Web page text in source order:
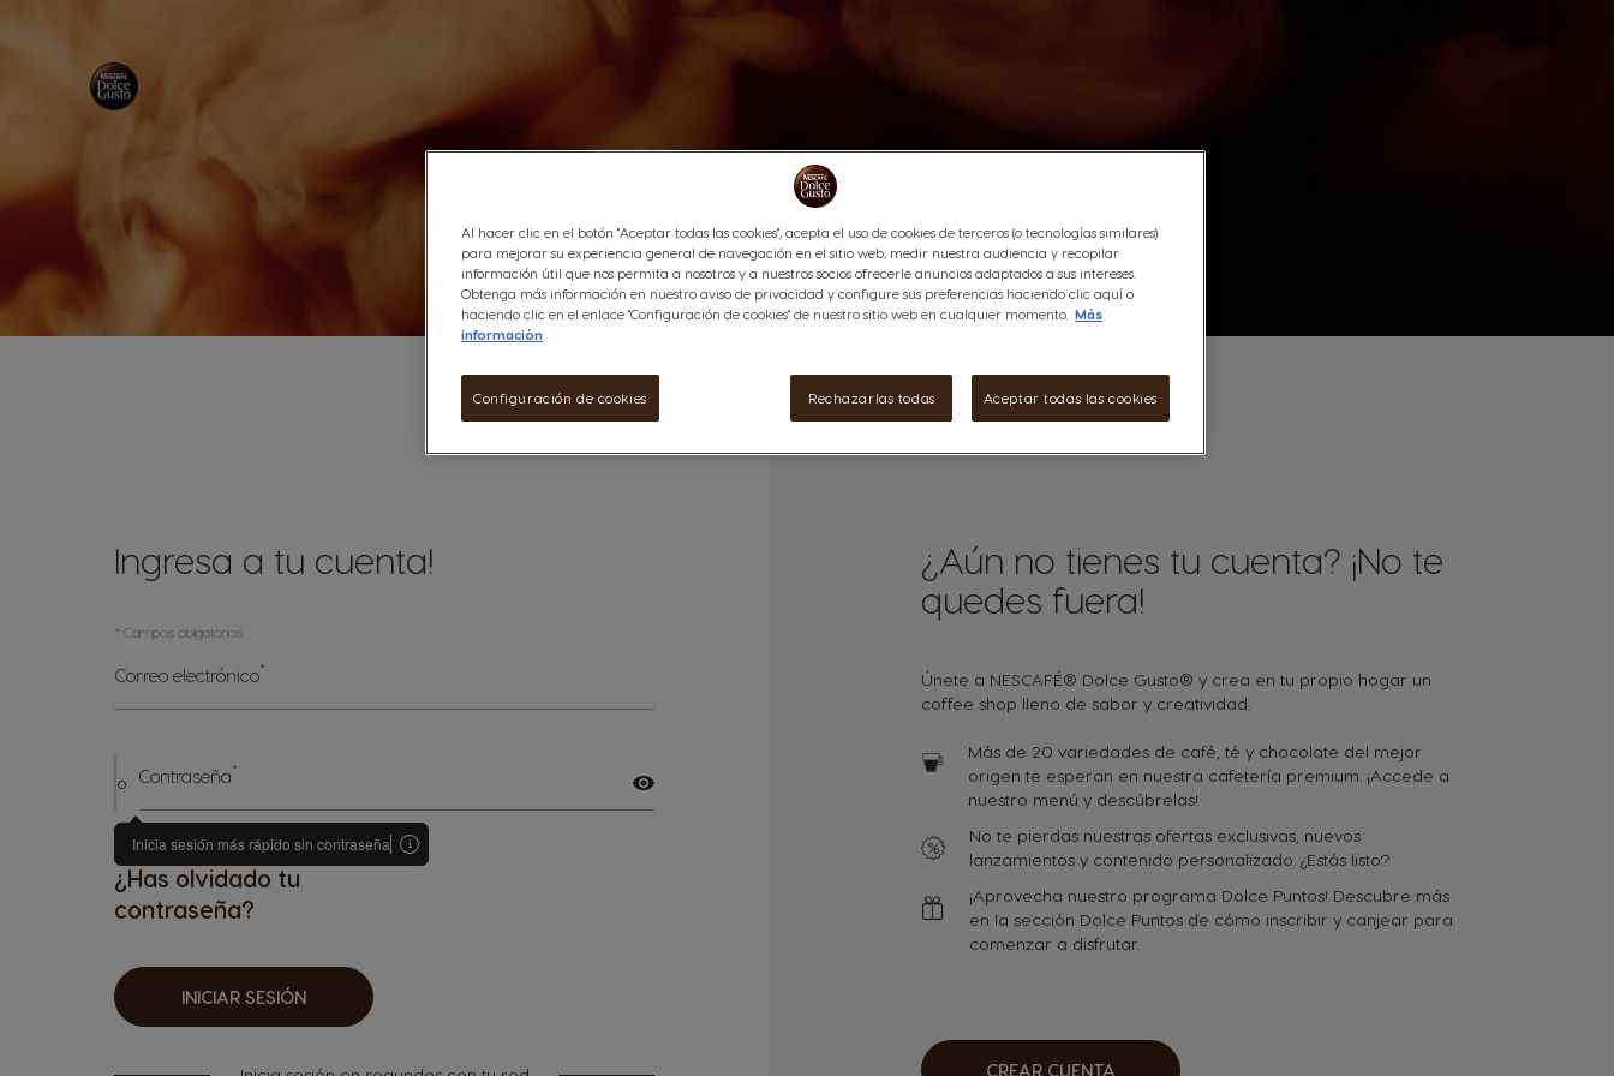
Ingresa a tu cuenta!
* Campos obligatorios
Correo electrónico*
Contraseña*
¿Has olvidado tu
contraseña?
INICIAR SESIÓN
¿Aún no tienes tu cuenta? ¡No te
quedes fuera!
Únete a NESCAFÉ® Dolce Gusto® y crea en tu propio hogar un
coffee shop lleno de sabor y creatividad.
Más de 20 variedades de café, té y chocolate del mejor
origen te esperan en nuestra cafetería premium. ¡Accede a
nuestro menú y descúbrelas!
No te pierdas nuestras ofertas exclusivas, nuevos
lanzamientos y contenido personalizado. ¿Estás listo?
¡Aprovecha nuestro programa Dolce Puntos! Descubre más
en la sección Dolce Puntos de cómo inscribir y canjear para
comenzar a disfrutar.
CREAR CUENTA
Al hacer clic en el botón "Aceptar todas las cookies", acepta el uso de cookies de terceros (o tecnologías similares)
para mejorar su experiencia general de navegación en el sitio web, medir nuestra audiencia y recopilar
información útil que nos permita a nosotros y a nuestros socios ofrecerle anuncios adaptados a sus intereses.
Obtenga más información en nuestro aviso de privacidad y configure sus preferencias haciendo clic aquí o
haciendo clic en el enlace "Configuración de cookies" de nuestro sitio web en cualquier momento. Más
información
Rechazarlas todas Aceptar todas las cookies
Configuración de cookies